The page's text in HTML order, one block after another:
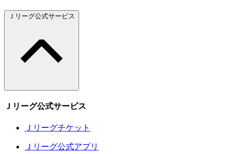
Ｊリーグ公式サービス
Ｊリーグ公式サービス
Ｊリーグチケット
Ｊリーグ公式アプリ